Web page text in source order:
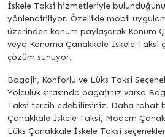
İskele Taksi hizmetleriyle
yönlendiriliyor. Özellikle mobil
üzerinden konum paylaşarak Konum
veya Konuma Çanakkale İskele Taksi
çözüm sunuyor.
Bagajlı, Konforlu ve Lüks Taksi
Yolculuk sırasında bagajınız varsa
Taksi tercih edebilirsiniz. Daha rahat
Çanakkale İskele Taksi, Modern
Lüks Çanakkale İskele Taksi